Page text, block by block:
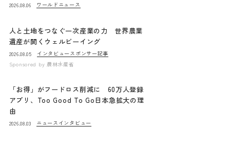
2026.08.06 ワールドニュース
人と土地をつなぐ一次産業の力 世界農業
遺産が開くウェルビーイング
2026.08.05 インタビュー スポンサー記事
Sponsored by 農林水産省
「お得」がフードロス削減に 60万人登録
アプリ、Too Good To Go日本急拡大の理
由
2026.08.03 ニュース インタビュー